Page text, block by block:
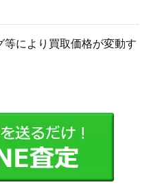
により買取価格が変動す